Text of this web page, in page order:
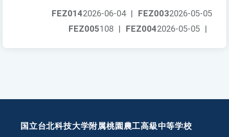
FEZ0032026-05-05
FEZ0142026-06-04 |
FEZ0042026-05-05 |
FEZ005108 |
国立台北科技大学附属桃園農工高級中等学校